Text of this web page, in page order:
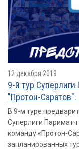
12 декабря 2019
9-й тур
"Протон-Саратов".
В 9-м туре
Суперлиги
команду «Протон-
запланированных